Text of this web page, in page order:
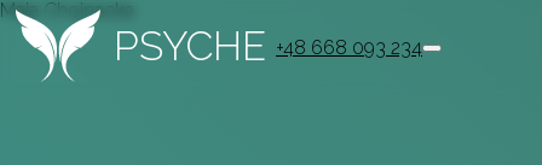
PSYCHE +48 668 093 234
Maja Chojnacka